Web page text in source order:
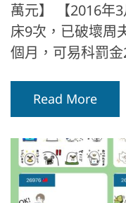
萬元】 【2016年
床9次，已破壞周
個月，可易科罰
Read More